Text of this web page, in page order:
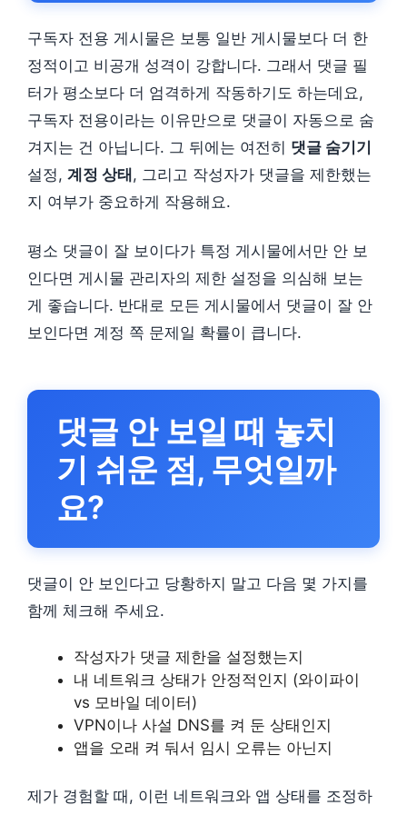
구독자 전용 게시물은 보통 일반 게시물보다 더 한
정적이고 비공개 성격이 강합니다. 그래서 댓글 필
터가 평소보다 더 엄격하게 작동하기도 하는데요,
구독자 전용이라는 이유만으로 댓글이 자동으로 숨
겨지는 건 아닙니다. 그 뒤에는 여전히 댓글 숨기기
설정, 계정 상태, 그리고 작성자가 댓글을 제한했는
지 여부가 중요하게 작용해요.
평소 댓글이 잘 보이다가 특정 게시물에서만 안 보
인다면 게시물 관리자의 제한 설정을 의심해 보는
게 좋습니다. 반대로 모든 게시물에서 댓글이 잘 안
보인다면 계정 쪽 문제일 확률이 큽니다.
댓글 안 보일 때 놓치
기 쉬운 점, 무엇일까
요?
댓글이 안 보인다고 당황하지 말고 다음 몇 가지를
함께 체크해 주세요.
작성자가 댓글 제한을 설정했는지
내 네트워크 상태가 안정적인지 (와이파이
vs 모바일 데이터)
VPN이나 사설 DNS를 켜 둔 상태인지
앱을 오래 켜 둬서 임시 오류는 아닌지
제가 경험할 때, 이런 네트워크와 앱 상태를 조정하